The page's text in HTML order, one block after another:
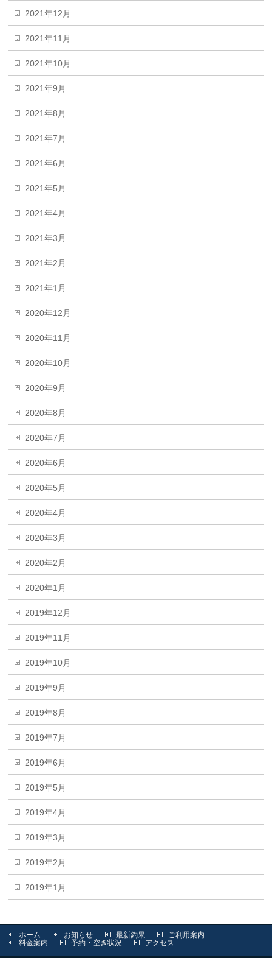
2021年12月
2021年11月
2021年10月
2021年9月
2021年8月
2021年7月
2021年6月
2021年5月
2021年4月
2021年3月
2021年2月
2021年1月
2020年12月
2020年11月
2020年10月
2020年9月
2020年8月
2020年7月
2020年6月
2020年5月
2020年4月
2020年3月
2020年2月
2020年1月
2019年12月
2019年11月
2019年10月
2019年9月
2019年8月
2019年7月
2019年6月
2019年5月
2019年4月
2019年3月
2019年2月
2019年1月
ホーム お知らせ 最新釣果
ご利用案内
料金案内
予約・空き状況 アクセス